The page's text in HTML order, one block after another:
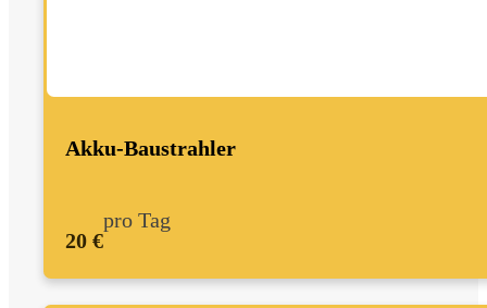
Akku-Baustrahler
20 €
pro Tag